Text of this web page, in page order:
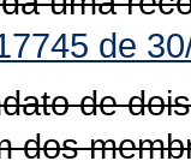
de
de
dos